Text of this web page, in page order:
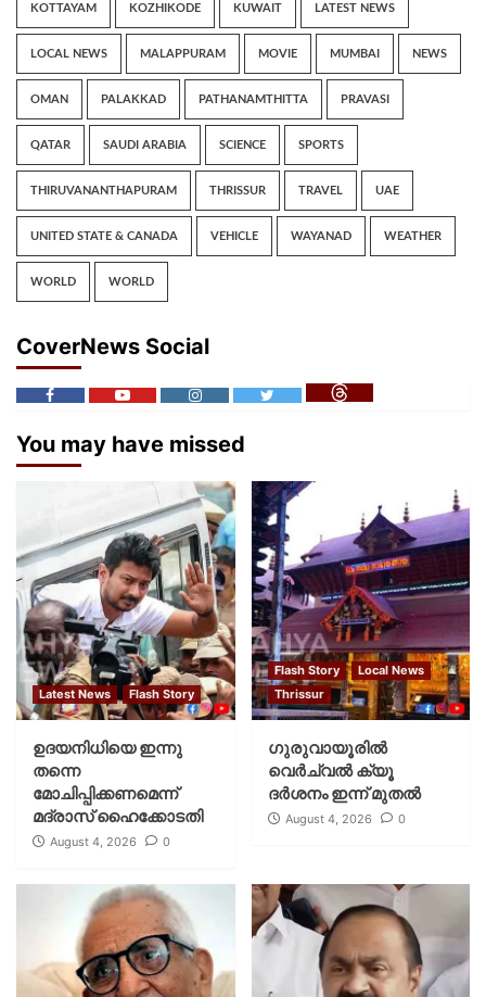
KOTTAYAM KOZHIKODE KUWAIT LATEST NEWS
LOCAL NEWS MALAPPURAM MOVIE MUMBAI NEWS
OMAN PALAKKAD PATHANAMTHITTA PRAVASI
QATAR SAUDI ARABIA SCIENCE SPORTS
THIRUVANANTHAPURAM THRISSUR TRAVEL UAE
UNITED STATE & CANADA VEHICLE WAYANAD WEATHER
WORLD WORLD
CoverNews Social
You may have missed
Latest News Flash Story
ഉദയനിധിയെ ഇന്നു
തന്നെ
മോചിപ്പിക്കണമെന്ന്
മദ്രാസ് ഹൈക്കോടതി
August 4, 2026 0
Flash Story
Local News
Thrissur
ഗുരുവായൂരില്‍
വെര്‍ച്വല്‍ ക്യൂ
ദര്‍ശനം ഇന്ന് മുതല്‍
August 4, 2026 0